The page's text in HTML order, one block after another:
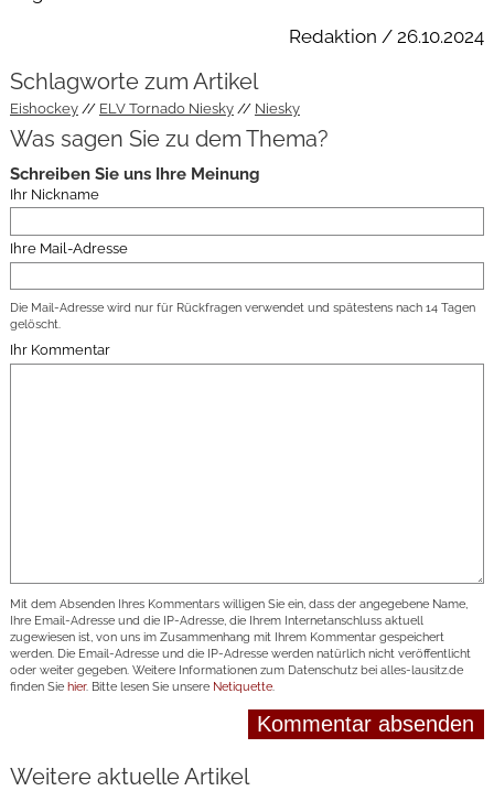
Redaktion / 26.10.2024
Schlagworte zum Artikel
Eishockey ELV Tornado Niesky Niesky
Was sagen Sie zu dem Thema?
Schreiben Sie uns Ihre Meinung
Ihr Nickname
Ihre Mail-Adresse
Die Mail-Adresse wird nur für Rückfragen verwendet und spätestens nach 14 Tagen
gelöscht.
Ihr Kommentar
Mit dem Absenden Ihres Kommentars willigen Sie ein, dass der angegebene Name,
Ihre Email-Adresse und die IP-Adresse, die Ihrem Internetanschluss aktuell
zugewiesen ist, von uns im Zusammenhang mit Ihrem Kommentar gespeichert
werden. Die Email-Adresse und die IP-Adresse werden natürlich nicht veröffentlicht
oder weiter gegeben. Weitere Informationen zum Datenschutz bei alles-lausitz.de
finden Sie hier. Bitte lesen Sie unsere Netiquette.
Weitere aktuelle Artikel